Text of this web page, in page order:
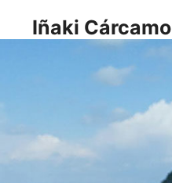
Iñaki Cárcamo